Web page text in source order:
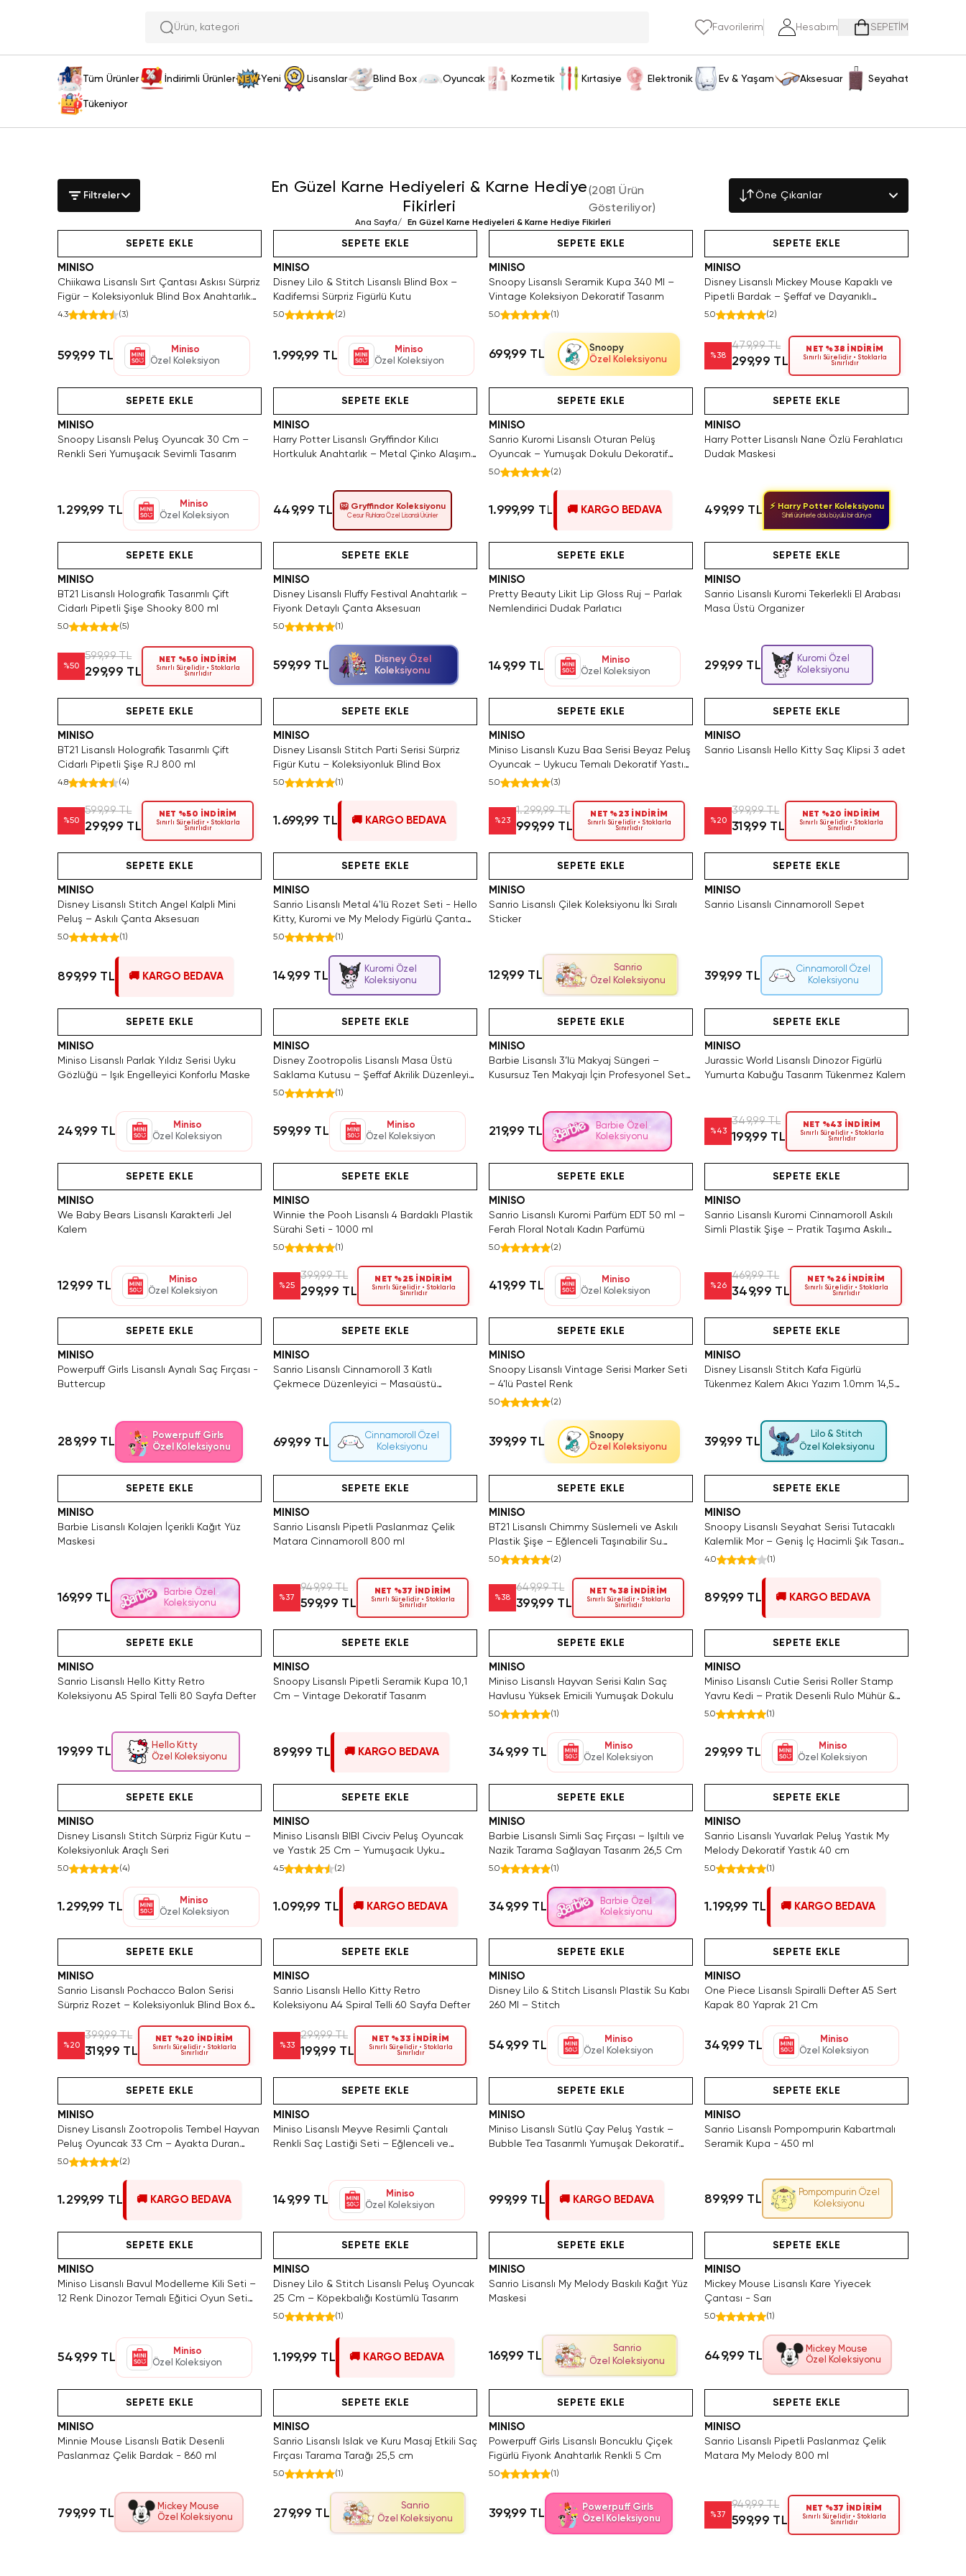
Ürün Favorilerim Hesabım SEPETİM
Tüm Ürünler İndirimli Ürünler Yeni Lisanslar Blind Box Oyuncak Kozmetik Kırtasiye Elektronik Ev & Yaşam Aksesuar Seyahat
Tükeniyor
Filtreler
En Güzel Karne Hediyeleri & Karne Hediye
Fikirleri
(2081 Ürün
Gösteriliyor)
Ana Sayfa/ En Güzel Karne Hediyeleri & Karne Hediye Fikirleri
Öne Çıkanlar
SEPETE EKLE
MINISO
Chiikawa Lisanslı Sırt Çantası Askısı Sürpriz
Figür – Koleksiyonluk Blind Box Anahtarlık
Aksesuar
4.3 (3)
599,99 TL
Miniso
Özel Koleksiyon
Hızlı Teslimat
SEPETE EKLE
MINISO
Disney Lilo & Stitch Lisanslı Blind Box –
Kadifemsi Sürpriz Figürlü Kutu
5.0 (2)
1.999,99 TL
Miniso
Özel Koleksiyon
Tükeniyor! Videolu Ürün
SEPETE EKLE
MINISO
Snoopy Lisanslı Seramik Kupa 340 Ml –
Vintage Koleksiyon Dekoratif Tasarım
5.0 (1 )
699,99 TL
Snoopy
Özel Koleksiyonu
Hızlı Teslimat Yalnızca 4 Adet Kaldı. Tükenmeden Satın Al
SEPETE EKLE
MINISO
Disney Lisanslı Mickey Mouse Kapaklı ve
Pipetli Bardak – Şeffaf ve Dayanıklı
Tasarım 10,7 Cm
5.0 (2)
%38
479,99 TL
299,99 TL
NET %38 İNDİRİM
Sınırlı Sürelidir • Stoklarla
Sınırlıdır
SEPETE EKLE
MINISO
Snoopy Lisanslı Peluş Oyuncak 30 Cm –
Renkli Seri Yumuşacık Sevimli Tasarım
1.299,99 TL
Miniso
Özel Koleksiyon
SEPETE EKLE
MINISO
Harry Potter Lisanslı Gryffindor Kılıcı
Hortkuluk Anahtarlık – Metal Çinko Alaşım
449,99 TL 🦁 Gryffindor Koleksiyonu
Cesur Ruhlara Özel Lisanslı Ürünler
SEPETE EKLE
MINISO
Sanrio Kuromi Lisanslı Oturan Pelüş
Oyuncak – Yumuşak Dokulu Dekoratif
Karakter Figür 40 Cm
5.0 (2)
1.999,99 TL 🚚 KARGO BEDAVA
SEPETE EKLE
MINISO
Harry Potter Lisanslı Nane Özlü Ferahlatıcı
Dudak Maskesi
499,99 TL ⚡ Harry Potter Koleksiyonu
Sihirli ürünlerle dolu büyülü bir dünya
SEPETE EKLE
MINISO
BT21 Lisanslı Holografik Tasarımlı Çift
Cidarlı Pipetli Şişe Shooky 800 ml
5.0 (5)
%50
599,99 TL
299,99 TL
NET %50 İNDİRİM
Sınırlı Sürelidir • Stoklarla
Sınırlıdır
SEPETE EKLE
MINISO
Disney Lisanslı Fluffy Festival Anahtarlık –
Fiyonk Detaylı Çanta Aksesuarı
5.0 (1 )
599,99 TL
Disney Özel
Koleksiyonu
SEPETE EKLE
MINISO
Pretty Beauty Likit Lip Gloss Ruj – Parlak
Nemlendirici Dudak Parlatıcı
149,99 TL
Miniso
Özel Koleksiyon
SEPETE EKLE
MINISO
Sanrio Lisanslı Kuromi Tekerlekli El Arabası
Masa Üstü Organizer
299,99 TL
Kuromi Özel
Koleksiyonu
SEPETE EKLE
MINISO
BT21 Lisanslı Holografik Tasarımlı Çift
Cidarlı Pipetli Şişe RJ 800 ml
4.8 (4)
%50
599,99 TL
299,99 TL
NET %50 İNDİRİM
Sınırlı Sürelidir • Stoklarla
Sınırlıdır
SEPETE EKLE
MINISO
Disney Lisanslı Stitch Parti Serisi Sürpriz
Figür Kutu – Koleksiyonluk Blind Box
5.0 (1 )
1.699,99 TL 🚚 KARGO BEDAVA
SEPETE EKLE
MINISO
Miniso Lisanslı Kuzu Baa Serisi Beyaz Peluş
Oyuncak – Uykucu Temalı Dekoratif Yastık
ve Oyuncak 36 Cm
5.0 (3)
%23
1.299,99 TL
999,99 TL
NET %23 İNDİRİM
Sınırlı Sürelidir • Stoklarla
Sınırlıdır
SEPETE EKLE
MINISO
Sanrio Lisanslı Hello Kitty Saç Klipsi 3 adet
%20
399,99 TL
319,99 TL
NET %20 İNDİRİM
Sınırlı Sürelidir • Stoklarla
Sınırlıdır
SEPETE EKLE
MINISO
Disney Lisanslı Stitch Angel Kalpli Mini
Peluş – Askılı Çanta Aksesuarı
5.0 (1 )
899,99 TL 🚚 KARGO BEDAVA
SEPETE EKLE
MINISO
Sanrio Lisanslı Metal 4'lü Rozet Seti - Hello
Kitty, Kuromi ve My Melody Figürlü Çanta
Aksesuarı
5.0 (1 )
149,99 TL
Kuromi Özel
Koleksiyonu
SEPETE EKLE
MINISO
Sanrio Lisanslı Çilek Koleksiyonu İki Sıralı
Sticker
129,99 TL
Sanrio
Özel Koleksiyonu
SEPETE EKLE
MINISO
Sanrio Lisanslı Cinnamoroll Sepet
399,99 TL
Cinnamoroll Özel
Koleksiyonu
SEPETE EKLE
MINISO
Miniso Lisanslı Parlak Yıldız Serisi Uyku
Gözlüğü – Işık Engelleyici Konforlu Maske
249,99 TL
Miniso
Özel Koleksiyon
SEPETE EKLE
MINISO
Disney Zootropolis Lisanslı Masa Üstü
Saklama Kutusu – Şeffaf Akrilik Düzenleyici
ve Ofis Gereçleri Kutusu
5.0 (1 )
599,99 TL
Miniso
Özel Koleksiyon
SEPETE EKLE
MINISO
Barbie Lisanslı 3’lü Makyaj Süngeri –
Kusursuz Ten Makyajı İçin Profesyonel Set
219,99 TL
Barbie Özel
Koleksiyonu
SEPETE EKLE
MINISO
Jurassic World Lisanslı Dinozor Figürlü
Yumurta Kabuğu Tasarım Tükenmez Kalem
%43
349,99 TL
199,99 TL
NET %43 İNDİRİM
Sınırlı Sürelidir • Stoklarla
Sınırlıdır
SEPETE EKLE
MINISO
We Baby Bears Lisanslı Karakterli Jel
Kalem
129,99 TL
Miniso
Özel Koleksiyon
SEPETE EKLE
MINISO
Winnie the Pooh Lisanslı 4 Bardaklı Plastik
Sürahi Seti - 1000 ml
5.0 (1 )
%25
399,99 TL
299,99 TL
NET %25 İNDİRİM
Sınırlı Sürelidir • Stoklarla
Sınırlıdır
SEPETE EKLE
MINISO
Sanrio Lisanslı Kuromi Parfüm EDT 50 ml –
Ferah Floral Notalı Kadın Parfümü
5.0 (2)
419,99 TL
Miniso
Özel Koleksiyon
SEPETE EKLE
MINISO
Sanrio Lisanslı Kuromi Cinnamoroll Askılı
Simli Plastik Şişe – Pratik Taşıma Askılı
%26
469,99 TL
349,99 TL
NET %26 İNDİRİM
Sınırlı Sürelidir • Stoklarla
Sınırlıdır
SEPETE EKLE
MINISO
Powerpuff Girls Lisanslı Aynalı Saç Fırçası -
Buttercup
289,99 TL
Powerpuff Girls
Özel Koleksiyonu
SEPETE EKLE
MINISO
Sanrio Lisanslı Cinnamoroll 3 Katlı
Çekmece Düzenleyici – Masaüstü
699,99 TL
Cinnamoroll Özel
Koleksiyonu
SEPETE EKLE
MINISO
Snoopy Lisanslı Vintage Serisi Marker Seti
– 4’lü Pastel Renk
5.0 (2)
399,99 TL
Snoopy
Özel Koleksiyonu
SEPETE EKLE
MINISO
Disney Lisanslı Stitch Kafa Figürlü
Tükenmez Kalem Akıcı Yazım 1.0mm 14,5
399,99 TL
Lilo & Stitch
Özel Koleksiyonu
SEPETE EKLE
MINISO
Barbie Lisanslı Kolajen İçerikli Kağıt Yüz
Maskesi
169,99 TL
Barbie Özel
Koleksiyonu
SEPETE EKLE
MINISO
Sanrio Lisanslı Pipetli Paslanmaz Çelik
Matara Cinnamoroll 800 ml
%37
949,99 TL
599,99 TL
NET %37 İNDİRİM
Sınırlı Sürelidir • Stoklarla
Sınırlıdır
SEPETE EKLE
MINISO
BT21 Lisanslı Chimmy Süslemeli ve Askılı
Plastik Şişe – Eğlenceli Taşınabilir Su
Matarası 520 Ml
5.0 (2)
%38
649,99 TL
399,99 TL
NET %38 İNDİRİM
Sınırlı Sürelidir • Stoklarla
Sınırlıdır
SEPETE EKLE
MINISO
Snoopy Lisanslı Seyahat Serisi Tutacaklı
Kalemlik Mor – Geniş İç Hacimli Şık Tasarım
20,5 Cm
4.0 (1 )
899,99 TL 🚚 KARGO BEDAVA
SEPETE EKLE
MINISO
Sanrio Lisanslı Hello Kitty Retro
Koleksiyonu A5 Spiral Telli 80 Sayfa Defter
199,99 TL
Hello Kitty
Özel Koleksiyonu
SEPETE EKLE
MINISO
Snoopy Lisanslı Pipetli Seramik Kupa 10,1
Cm – Vintage Dekoratif Tasarım
899,99 TL 🚚 KARGO BEDAVA
SEPETE EKLE
MINISO
Miniso Lisanslı Hayvan Serisi Kalın Saç
Havlusu Yüksek Emicili Yumuşak Dokulu
5.0 (1 )
349,99 TL
Miniso
Özel Koleksiyon
SEPETE EKLE
MINISO
Miniso Lisanslı Cutie Serisi Roller Stamp
Yavru Kedi – Pratik Desenli Rulo Mühür &
Damga
5.0 (1 )
299,99 TL
Miniso
Özel Koleksiyon
SEPETE EKLE
MINISO
Disney Lisanslı Stitch Sürpriz Figür Kutu –
Koleksiyonluk Araçlı Seri
5.0 (4)
1.299,99 TL
Miniso
Özel Koleksiyon
SEPETE EKLE
MINISO
Miniso Lisanslı BIBI Civciv Peluş Oyuncak
ve Yastık 25 Cm – Yumuşacık Uyku
Arkadaşı
4.5 (2)
1.099,99 TL 🚚 KARGO BEDAVA
SEPETE EKLE
MINISO
Barbie Lisanslı Simli Saç Fırçası – Işıltılı ve
Nazik Tarama Sağlayan Tasarım 26,5 Cm
5.0 (1 )
349,99 TL
Barbie Özel
Koleksiyonu
SEPETE EKLE
MINISO
Sanrio Lisanslı Yuvarlak Peluş Yastık My
Melody Dekoratif Yastık 40 cm
5.0 (1 )
1.199,99 TL 🚚 KARGO BEDAVA
SEPETE EKLE
MINISO
Sanrio Lisanslı Pochacco Balon Serisi
Sürpriz Rozet – Koleksiyonluk Blind Box 6
%20
399,99 TL
319,99 TL
NET %20 İNDİRİM
Sınırlı Sürelidir • Stoklarla
Sınırlıdır
SEPETE EKLE
MINISO
Sanrio Lisanslı Hello Kitty Retro
Koleksiyonu A4 Spiral Telli 60 Sayfa Defter
%33
299,99 TL
199,99 TL
NET %33 İNDİRİM
Sınırlı Sürelidir • Stoklarla
Sınırlıdır
SEPETE EKLE
MINISO
Disney Lilo & Stitch Lisanslı Plastik Su Kabı
260 Ml – Stitch
549,99 TL
Miniso
Özel Koleksiyon
SEPETE EKLE
MINISO
One Piece Lisanslı Spiralli Defter A5 Sert
Kapak 80 Yaprak 21 Cm
349,99 TL
Miniso
Özel Koleksiyon
SEPETE EKLE
MINISO
Disney Lisanslı Zootropolis Tembel Hayvan
Peluş Oyuncak 33 Cm – Ayakta Duran
Yumuşacık Tasarım
5.0 (2)
1.299,99 TL 🚚 KARGO BEDAVA
SEPETE EKLE
MINISO
Miniso Lisanslı Meyve Resimli Çantalı
Renkli Saç Lastiği Seti – Eğlenceli ve
149,99 TL
Miniso
Özel Koleksiyon
SEPETE EKLE
MINISO
Miniso Lisanslı Sütlü Çay Peluş Yastık –
Bubble Tea Tasarımlı Yumuşak Dekoratif
999,99 TL 🚚 KARGO BEDAVA
SEPETE EKLE
MINISO
Sanrio Lisanslı Pompompurin Kabartmalı
Seramik Kupa - 450 ml
899,99 TL
Pompompurin Özel
Koleksiyonu
SEPETE EKLE
MINISO
Miniso Lisanslı Bavul Modelleme Kili Seti –
12 Renk Dinozor Temalı Eğitici Oyun Seti
549,99 TL
Miniso
Özel Koleksiyon
SEPETE EKLE
MINISO
Disney Lilo & Stitch Lisanslı Peluş Oyuncak
25 Cm – Köpekbalığı Kostümlü Tasarım
5.0 (1 )
1.199,99 TL 🚚 KARGO BEDAVA
SEPETE EKLE
MINISO
Sanrio Lisanslı My Melody Baskılı Kağıt Yüz
Maskesi
169,99 TL
Sanrio
Özel Koleksiyonu
SEPETE EKLE
MINISO
Mickey Mouse Lisanslı Kare Yiyecek
Çantası - Sarı
5.0 (1 )
649,99 TL
Mickey Mouse
Özel Koleksiyonu
SEPETE EKLE
MINISO
Minnie Mouse Lisanslı Batik Desenli
Paslanmaz Çelik Bardak - 860 ml
799,99 TL
Mickey Mouse
Özel Koleksiyonu
SEPETE EKLE
MINISO
Sanrio Lisanslı Islak ve Kuru Masaj Etkili Saç
Fırçası Tarama Tarağı 25,5 cm
5.0 (1 )
279,99 TL
Sanrio
Özel Koleksiyonu
SEPETE EKLE
MINISO
Powerpuff Girls Lisanslı Boncuklu Çiçek
Figürlü Fiyonk Anahtarlık Renkli 5 Cm
5.0 (1 )
399,99 TL
Powerpuff Girls
Özel Koleksiyonu
SEPETE EKLE
MINISO
Sanrio Lisanslı Pipetli Paslanmaz Çelik
Matara My Melody 800 ml
%37
949,99 TL
599,99 TL
NET %37 İNDİRİM
Sınırlı Sürelidir • Stoklarla
Sınırlıdır